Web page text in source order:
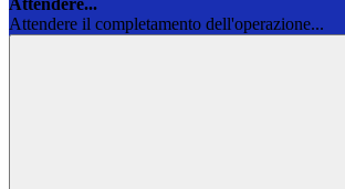
Attendere...
Attendere il completamento dell'operazione...